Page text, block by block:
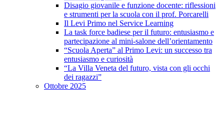
Disagio giovanile e funzione docente: riflessioni
e strumenti per la scuola con il prof. Porcarelli
Il Levi Primo nel Service Learning
La task force badiese per il futuro: entusiasmo e
partecipazione al mini-salone dell’orientamento
“Scuola Aperta” al Primo Levi: un successo tra
entusiasmo e curiosità
“La Villa Veneta del futuro, vista con gli occhi
dei ragazzi”
Ottobre 2025